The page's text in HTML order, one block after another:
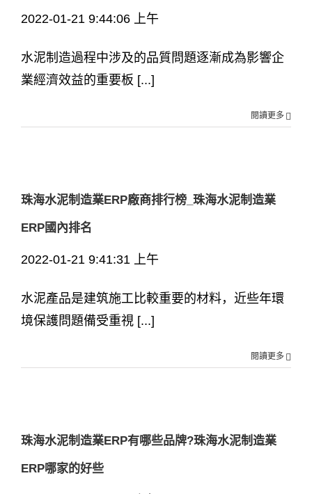
2022-01-21 9:44:06 上午
水泥制造過程中涉及的品質問題逐漸成為影響企
業經濟效益的重要板 [...]
閱讀更多
珠海水泥制造業ERP廠商排行榜_珠海水泥制造業
ERP國內排名
2022-01-21 9:41:31 上午
水泥產品是建筑施工比較重要的材料，近些年環
境保護問題備受重視 [...]
閱讀更多
珠海水泥制造業ERP有哪些品牌?珠海水泥制造業
ERP哪家的好些